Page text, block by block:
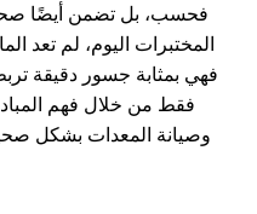
فحسب، بل تضمن أيضًا صحة
المختبرات اليوم، لم تعد
فهي بمثابة جسور دقيقة تربط
فقط من خلال فهم
وصيانة المعدات بشكل